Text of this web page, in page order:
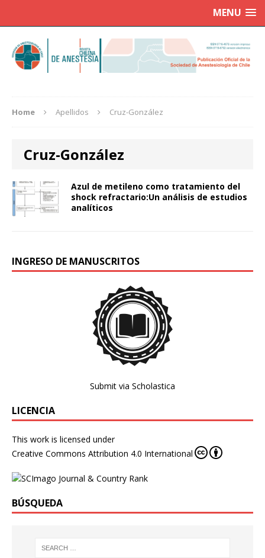
MENU
Home Apellidos Cruz-González
Cruz-González
Azul de metileno como tratamiento del
shock refractario:Un análisis de estudios
analíticos
INGRESO DE MANUSCRITOS
Submit via Scholastica
LICENCIA
This work is licensed under
Creative Commons Attribution 4.0 International
BÚSQUEDA